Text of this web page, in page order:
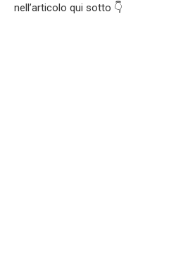
nell’articolo qui sotto 👇